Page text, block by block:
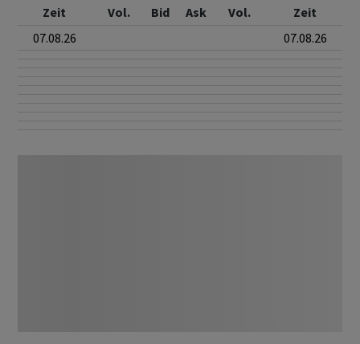
Zeit Vol. Bid Ask Vol.
Zeit
07.08.26
07.08.26